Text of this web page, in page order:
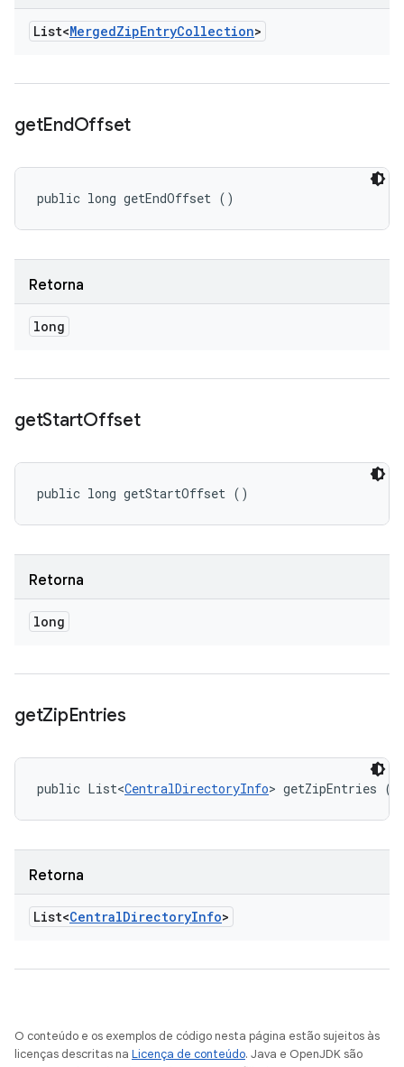
List<MergedZipEntryCollection>
getEndOffset
public long getEndOffset ()
Retorna
long
getStartOffset
public long getStartOffset ()
Retorna
long
getZipEntries
public List<CentralDirectoryInfo> getZipEntries ()
Retorna
List<CentralDirectoryInfo>
O conteúdo e os exemplos de código nesta página estão sujeitos às
licenças descritas na Licença de conteúdo. Java e OpenJDK são